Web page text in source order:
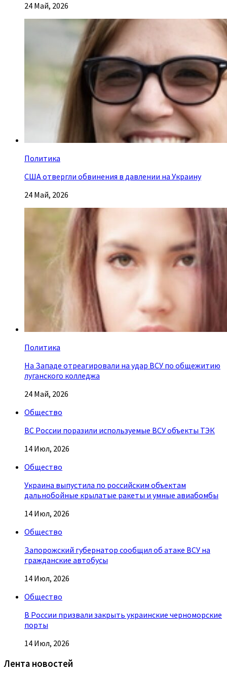
24 Май, 2026
Политика
США отвергли обвинения в давлении на Украину
24 Май, 2026
Политика
На Западе отреагировали на удар ВСУ по общежитию
луганского колледжа
24 Май, 2026
Общество
ВС России поразили используемые ВСУ объекты ТЭК
14 Июл, 2026
Общество
Украина выпустила по российским объектам
дальнобойные крылатые ракеты и умные авиабомбы
14 Июл, 2026
Общество
Запорожский губернатор сообщил об атаке ВСУ на
гражданские автобусы
14 Июл, 2026
Общество
В России призвали закрыть украинские черноморские
порты
14 Июл, 2026
Лента новостей